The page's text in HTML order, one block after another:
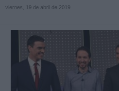
viernes, 19 de abril de 2019